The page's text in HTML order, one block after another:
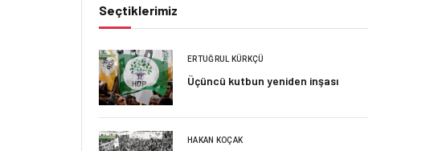
Seçtiklerimiz
ERTUĞRUL KÜRKÇÜ
Üçüncü kutbun yeniden inşası
HAKAN KOÇAK